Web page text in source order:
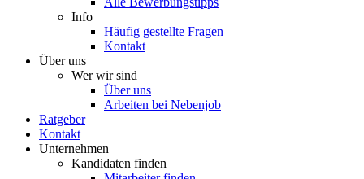
Info
Häufig gestellte Fragen
Kontakt
Über uns
Wer wir sind
Über uns
Arbeiten bei Nebenjob
Ratgeber
Kontakt
Unternehmen
Kandidaten finden